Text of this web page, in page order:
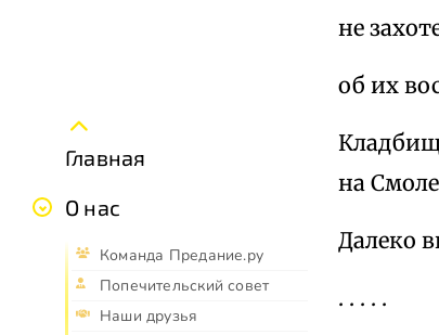
Главная
О нас
Команда Предание.ру
Попечительский совет
Наши друзья
не
об их
на
Далеко
. . . . .